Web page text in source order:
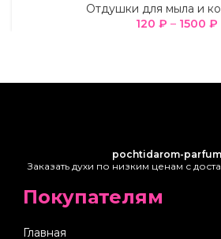
Отдушки для мыла и
120 ₽ – 1500 ₽
pochtidarom-
Заказать духи по низким ценам с
Покупателям
Главная